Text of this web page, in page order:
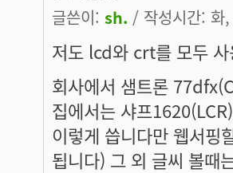
글쓴이: sh. / 작성시간:
저도 lcd와 crt를 모두 사
회사에서 샘트론
집에서는 샤프
이렇게 씁니다만 웹서핑
됩니다) 그 외 글씨 볼때